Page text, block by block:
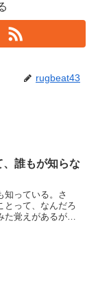
rugbeat43
誰もが知らな
知っている。さ
とって、なんだろ
覚えがあるが、